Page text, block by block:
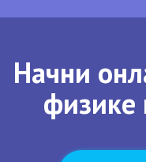
Начни
физике